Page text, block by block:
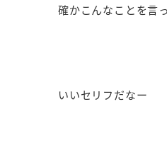
確かこんなことを言
いいセリフだなー